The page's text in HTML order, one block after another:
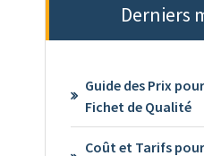
Derniers
Guide des Prix
Fichet de Qualité
Coût et Tarifs